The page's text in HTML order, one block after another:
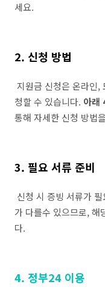
세요.
2. 신청 방법
지원금 신청은 온라인,
청할 수 있습니다. 아래
통해 자세한 신청 방법
3. 필요 서류 준비
신청 시 증빙 서류가
가 다를수 있으므로, 해
다.
4. 정부24 이용